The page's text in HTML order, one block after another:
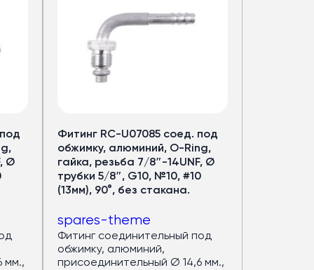
Ø
мм.,
Фитинг RC-U07085 соед. под
обжимку, алюминий, O-Ring,
гайка, резьба 7/8″-14UNF, Ø
трубки 5/8″, G10, №10, #10
(13мм), 90°, без стакана.
spares-theme
Фитинг соединительный под
обжимку, алюминий,
присоединительный Ø 14,6 мм.,